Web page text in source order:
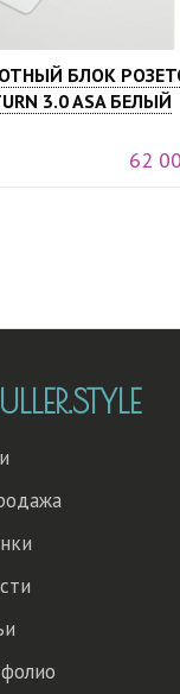
БЛОК
3.0 ASA БЕЛЫЙ
62